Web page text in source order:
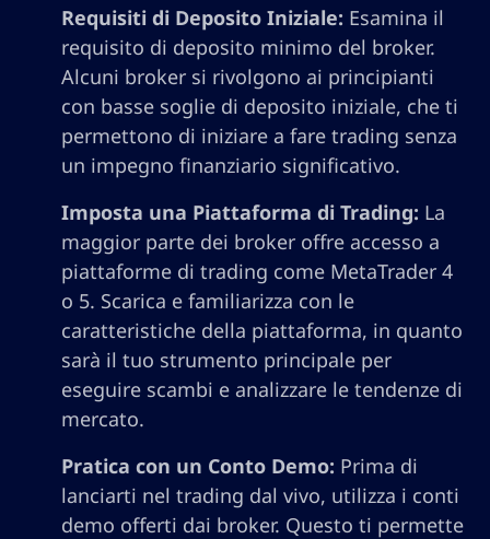
Requisiti di Deposito Iniziale: Esamina il
requisito di deposito minimo del broker.
Alcuni broker si rivolgono ai principianti
con basse soglie di deposito iniziale, che ti
permettono di iniziare a fare trading senza
un impegno finanziario significativo.
Imposta una Piattaforma di Trading: La
maggior parte dei broker offre accesso a
piattaforme di trading come MetaTrader 4
o 5. Scarica e familiarizza con le
caratteristiche della piattaforma, in quanto
sarà il tuo strumento principale per
eseguire scambi e analizzare le tendenze di
mercato.
Pratica con un Conto Demo: Prima di
lanciarti nel trading dal vivo, utilizza i conti
demo offerti dai broker. Questo ti permette